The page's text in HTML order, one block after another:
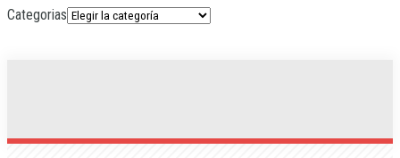
Categorias